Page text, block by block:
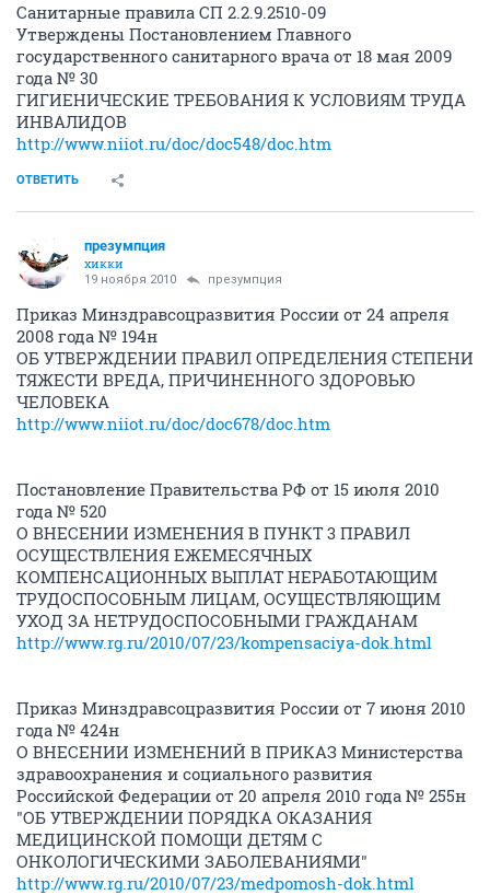
Санитарные правила СП 2.2.9.2510-09
Утверждены Постановлением Главного
государственного санитарного врача от 18 мая 2009
года № 30
ГИГИЕНИЧЕСКИЕ ТРЕБОВАНИЯ К УСЛОВИЯМ ТРУДА
ИНВАЛИДОВ
http://www.niiot.ru/doc/doc548/doc.htm
ОТВЕТИТЬ
презумпция
хикки
19 ноября 2010 презумпция
Приказ Минздравсоцразвития России от 24 апреля
2008 года № 194н
ОБ УТВЕРЖДЕНИИ ПРАВИЛ ОПРЕДЕЛЕНИЯ СТЕПЕНИ
ТЯЖЕСТИ ВРЕДА, ПРИЧИНЕННОГО ЗДОРОВЬЮ
ЧЕЛОВЕКА
http://www.niiot.ru/doc/doc678/doc.htm
Постановление Правительства РФ от 15 июля 2010
года № 520
О ВНЕСЕНИИ ИЗМЕНЕНИЯ В ПУНКТ 3 ПРАВИЛ
ОСУЩЕСТВЛЕНИЯ ЕЖЕМЕСЯЧНЫХ
КОМПЕНСАЦИОННЫХ ВЫПЛАТ НЕРАБОТАЮЩИМ
ТРУДОСПОСОБНЫМ ЛИЦАМ, ОСУЩЕСТВЛЯЮЩИМ
УХОД ЗА НЕТРУДОСПОСОБНЫМИ ГРАЖДАНАМ
http://www.rg.ru/2010/07/23/kompensaciya-dok.html
Приказ Минздравсоцразвития России от 7 июня 2010
года № 424н
О ВНЕСЕНИИ ИЗМЕНЕНИЙ В ПРИКАЗ Министерства
здравоохранения и социального развития
Российской Федерации от 20 апреля 2010 года № 255н
"ОБ УТВЕРЖДЕНИИ ПОРЯДКА ОКАЗАНИЯ
МЕДИЦИНСКОЙ ПОМОЩИ ДЕТЯМ С
ОНКОЛОГИЧЕСКИМИ ЗАБОЛЕВАНИЯМИ"
http://www.rg.ru/2010/07/23/medpomosh-dok.html